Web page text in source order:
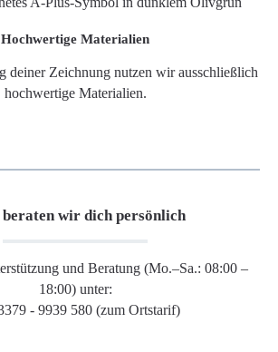
Hochwertige Materialien
deiner Zeichnung nutzen wir ausschließlich
hochwertige Materialien.
wir dich persönlich
und Beratung (Mo.–Sa.: 08:00 –
18:00) unter:
- 9939 580 (zum Ortstarif)